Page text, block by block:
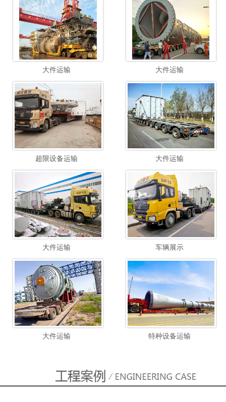
大件运输 大件运输
超限设备运输 大件运输
大件运输 车辆展示
大件运输 特种设备运输